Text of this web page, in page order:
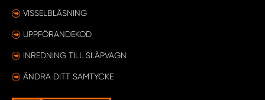
VISSELBLÅSNING
UPPFÖRANDEKOD
INREDNING TILL SLÄPVAGN
ÄNDRA DITT SAMTYCKE